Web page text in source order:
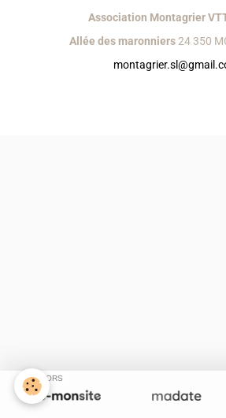
Association Montagrier
Allée des maronniers24 350
SPONSORS